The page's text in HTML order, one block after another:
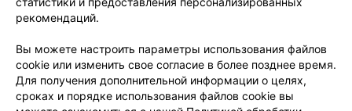
Публичный договор
Доставка
Способы оплаты
Вакансии
Партнеры
Написать руководителю 103.by
Написать в поддержку
рекомендаций.
Вы можете настроить параметры использования файлов
cookie или изменить свое согласие в более позднее время.
Для получения дополнительной информации о целях,
сроках и порядке использования файлов cookie вы